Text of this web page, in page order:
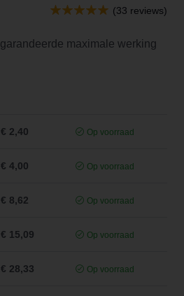
(33 reviews)
maximale werking
€ 2,40 Op voorraad
€ 4,00 Op voorraad
€ 8,62 Op voorraad
€ 15,09 Op voorraad
€ 28,33 Op voorraad